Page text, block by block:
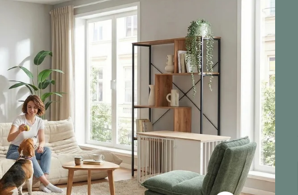
- AMIO H - Büroschrank
anzeigen - Sitzolo 2 - Loungesessel